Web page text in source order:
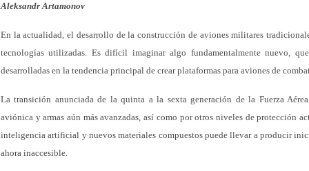
Aleksandr Artamonov
En la actualidad, el desarrollo de la construcción de aviones militares
tecnologías utilizadas. Es difícil imaginar algo fundamentalmente nuevo,
desarrolladas en la tendencia principal de crear plataformas para aviones de
La transición anunciada de la quinta a la sexta generación de la Fuerza
aviónica y armas aún más avanzadas, así como por otros niveles de protección
inteligencia artificial y nuevos materiales compuestos puede llevar a producir
ahora inaccesible.